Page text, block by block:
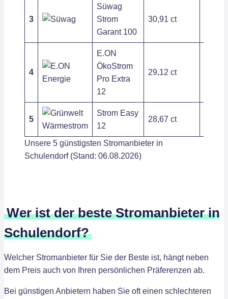
3
Süwag
Strom
Garant 100
30,91 ct
4
E.ON
ÖkoStrom
Pro Extra
12
29,12 ct
5
Strom Easy
12
28,67 ct
Unsere 5 günstigsten Stromanbieter in
Schulendorf (Stand: 06.08.2026)
Wer ist der beste Stromanbieter in
Schulendorf?
Welcher Stromanbieter für Sie der Beste ist, hängt neben
dem Preis auch von Ihren persönlichen Präferenzen ab.
Bei günstigen Anbietern haben Sie oft einen schlechteren